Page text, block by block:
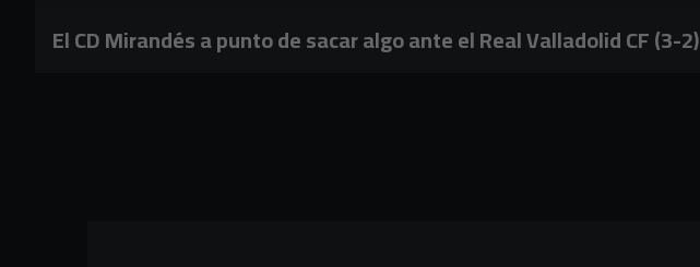
El CD Mirandés a punto de sacar algo ante el Real Valladolid CF (3-2)